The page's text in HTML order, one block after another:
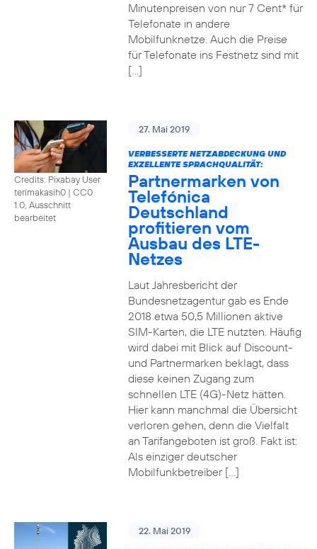
Minutenpreisen von nur 7 Cent* für
Telefonate in andere
Mobilfunknetze. Auch die Preise
für Telefonate ins Festnetz sind mit
[…]
Credits: Pixabay User
terimakasih0 | CC0
1.0, Ausschnitt
bearbeitet
27. Mai 2019
VERBESSERTE NETZABDECKUNG UND
EXZELLENTE SPRACHQUALITÄT:
Partnermarken von
Telefónica
Deutschland
profitieren vom
Ausbau des LTE-
Netzes
Laut Jahresbericht der
Bundesnetzagentur gab es Ende
2018 etwa 50,5 Millionen aktive
SIM-Karten, die LTE nutzten. Häufig
wird dabei mit Blick auf Discount-
und Partnermarken beklagt, dass
diese keinen Zugang zum
schnellen LTE (4G)-Netz hätten.
Hier kann manchmal die Übersicht
verloren gehen, denn die Vielfalt
an Tarifangeboten ist groß. Fakt ist:
Als einziger deutscher
Mobilfunkbetreiber […]
22. Mai 2019